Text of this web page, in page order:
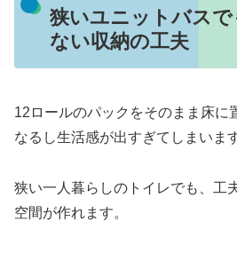
狭いユニットバスで
ない収納の工夫
12ロールのパックをそのまま床に
なるし生活感が出すぎてしまいます
狭い一人暮らしのトイレでも、工
空間が作れます。